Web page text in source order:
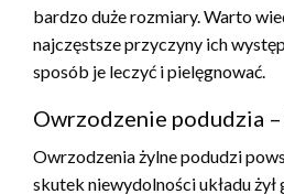
bardzo duże rozmiary. Warto
najczęstsze przyczyny ich
sposób je leczyć i pielęgnować.
Owrzodzenie podudzia –
Owrzodzenia żylne podudzi
skutek niewydolności układu żył